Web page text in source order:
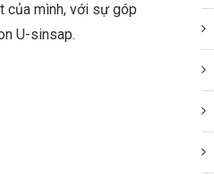
của mình, với sự góp
U-sinsap.